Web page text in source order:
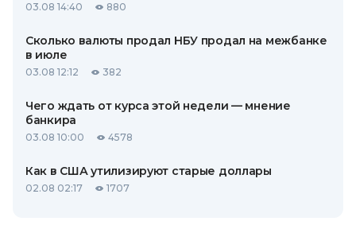
03.08 14:40 880
Сколько валюты продал НБУ продал на межбанке
в июле
03.08 12:12 382
Чего ждать от курса этой недели — мнение
банкира
03.08 10:00 4578
Как в США утилизируют старые доллары
02.08 02:17 1707